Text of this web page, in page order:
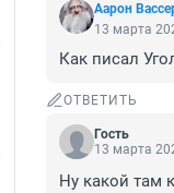
Аарон
13 марта
Как писал
ОТВЕТИТЬ
Гость
13 марта
Ну какой там